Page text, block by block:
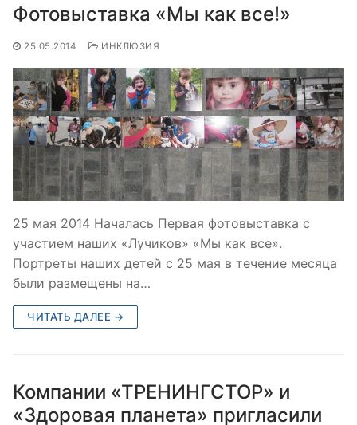
Фотовыставка «Мы как все!»
25.05.2014 ИНКЛЮЗИЯ
25 мая 2014 Началась Первая фотовыставка с
участием наших «Лучиков» «Мы как все».
Портреты наших детей с 25 мая в течение месяца
были размещены на…
ЧИТАТЬ ДАЛЕЕ →
Компании «ТРЕНИНГСТОР» и
«Здоровая планета» пригласили